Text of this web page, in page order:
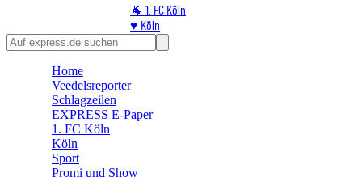
🐐 1. FC Köln
♥️ Köln
⭐ Promi
🛒 Shoppingwelt
Home
Veedelsreporter
Schlagzeilen
EXPRESS E-Paper
1. FC Köln
Köln
Sport
Promi und Show